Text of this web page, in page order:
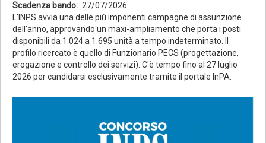
Scadenza bando
27/07/2026
L'INPS avvia una delle più imponenti campagne di assunzione
dell'anno, approvando un maxi-ampliamento che porta i posti
disponibili da 1.024 a 1.695 unità a tempo indeterminato. Il
profilo ricercato è quello di Funzionario PECS (progettazione,
erogazione e controllo dei servizi). C'è tempo fino al 27 luglio
2026 per candidarsi esclusivamente tramite il portale InPA.